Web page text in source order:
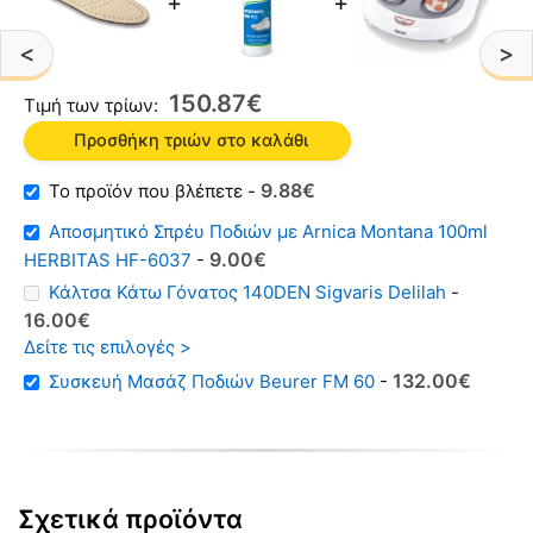
< >
Τιμή των τρίων: 150 87€
Προσθήκη τριών στο καλάθι
- Original
was:
1383€.
9 88€
Η
τιμή
είναι:
988€.
Αποσμητικό Σπρέυ Ποδιών με Arnica Montana 100ml
HERBITAS HF-6037 - Original
price
9 00€
Η
τρέχουσα
900€.
Κάλτσα Κάτω Γόνατος 140DEN Sigvaris Delilah -
Original
price
was:
16 00€
Η
τρέχουσα
τιμή
Δείτε τις επιλογές >
Συσκευή Μασάζ Ποδιών Beurer FM 60 - Original
132 00€
Η
Σχετικά προϊόντα